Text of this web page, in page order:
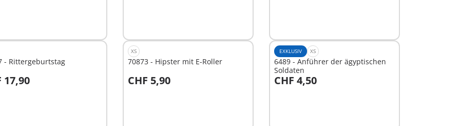
- Rittergeburtstag
17,90
XS
70873 - Hipster mit E-Roller
CHF 5,90
EXKLUSIV XS
6489 - Anführer der ägyptischen
Soldaten
CHF 4,50